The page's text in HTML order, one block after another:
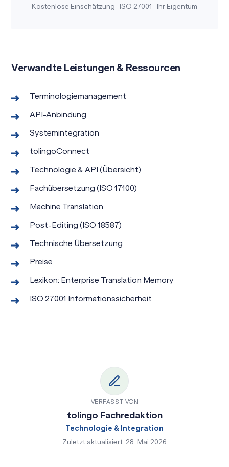
Kostenlose Einschätzung · ISO 27001 · Ihr Eigentum
Verwandte Leistungen & Ressourcen
Terminologiemanagement
API-Anbindung
Systemintegration
tolingoConnect
Technologie & API (Übersicht)
Fachübersetzung (ISO 17100)
Machine Translation
Post-Editing (ISO 18587)
Technische Übersetzung
Preise
Lexikon: Enterprise Translation Memory
ISO 27001 Informationssicherheit
VERFASST VON
tolingo Fachredaktion
Technologie & Integration
Zuletzt aktualisiert: 28. Mai 2026